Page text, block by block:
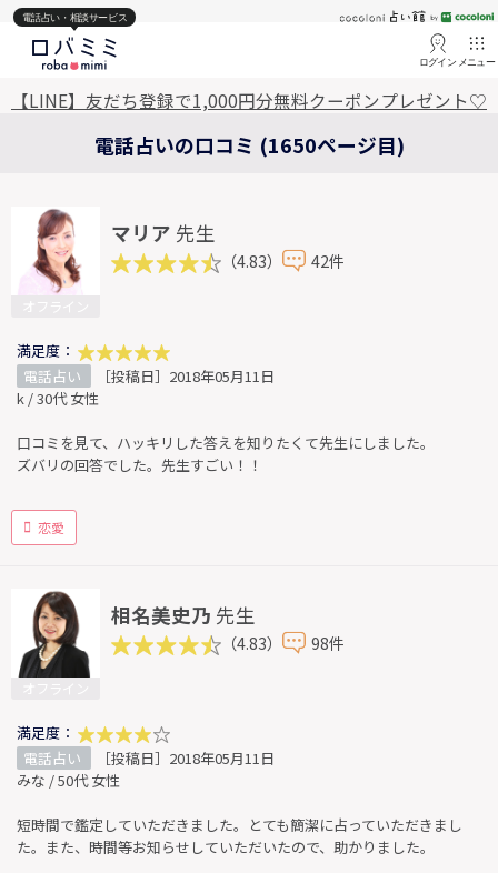
電話占い・相談サービス
ログイン メニュー
【LINE】友だち登録で1,000円分無料クーポンプレゼント♡
電話占いの口コミ (1650ページ目)
マリア 先生
（4.83） 42件
満足度：
電話占い
［投稿日］2018年05月11日
k / 30代 女性
口コミを見て、ハッキリした答えを知りたくて先生にしました。
ズバリの回答でした。先生すごい！！
恋愛
相名美史乃 先生
（4.83） 98件
満足度：
電話占い
［投稿日］2018年05月11日
みな / 50代 女性
短時間で鑑定していただきました。とても簡潔に占っていただきまし
た。また、時間等お知らせしていただいたので、助かりました。